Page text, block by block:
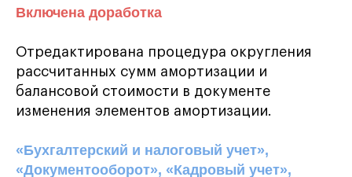
Включена доработка
Отредактирована процедура округления
рассчитанных сумм амортизации и
балансовой стоимости в документе
изменения элементов амортизации.
«Бухгалтерский и налоговый учет»,
«Документооборот», «Кадровый учет»,